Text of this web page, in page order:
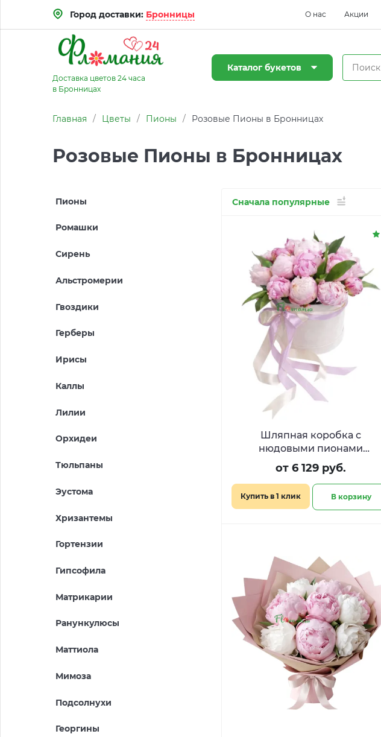
Город доставки: Бронницы О нас Акции
Доставка цветов 24 часа
в Бронницах
Каталог букетов
Главная / Цветы / Пионы / Розовые Пионы в Бронницах
Розовые Пионы в Бронницах
Пионы
Ромашки
Сирень
Альстромерии
Гвоздики
Герберы
Ирисы
Каллы
Лилии
Орхидеи
Тюльпаны
Эустома
Хризантемы
Гортензии
Гипсофила
Матрикарии
Ранункулюсы
Маттиола
Мимоза
Подсолнухи
Георгины
Сначала популярные
Шляпная коробка с
нюдовыми пионами
«Чарующий образ»
от 6 129 руб.
Купить в 1 клик В корзину